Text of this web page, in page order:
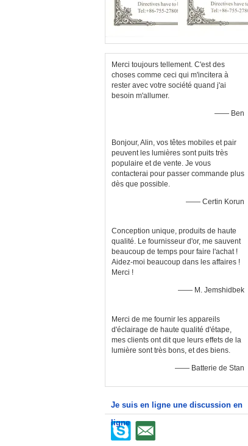
Merci toujours tellement. C'est des
choses comme ceci qui m'incitera à
rester avec votre société quand j'ai
besoin m'allumer.
—— Ben
Bonjour, Alin, vos têtes mobiles et pair
peuvent les lumières sont puits très
populaire et de vente. Je vous
contacterai pour passer commande plus
dès que possible.
—— Certin Korun
Conception unique, produits de haute
qualité. Le fournisseur d'or, me sauvent
beaucoup de temps pour faire l'achat !
Aidez-moi beaucoup dans les affaires !
Merci !
—— M. Jemshidbek
Merci de me fournir les appareils
d'éclairage de haute qualité d'étape,
mes clients ont dit que leurs effets de la
lumière sont très bons, et des biens.
—— Batterie de Stan
Je suis en ligne une discussion en
ligne